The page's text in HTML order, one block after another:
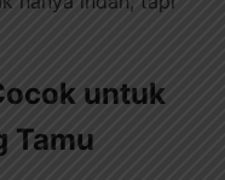
untuk
Tamu